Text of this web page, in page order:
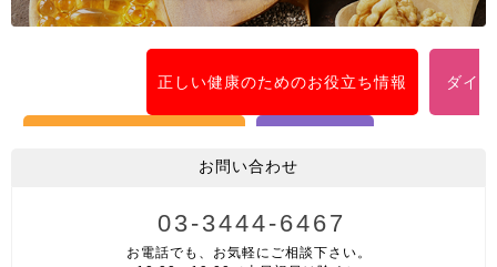
正しい健康のためのお役立ち情報 ダイ
お問い合わせ
03-3444-6467
お電話でも、お気軽にご相談下さい。